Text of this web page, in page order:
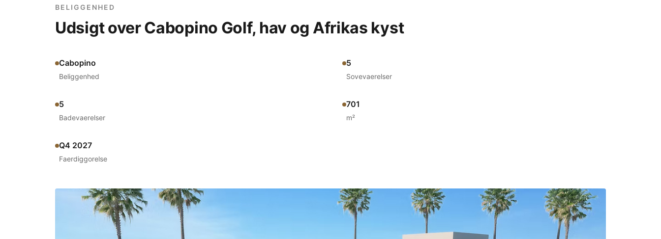
BELIGGENHED
Udsigt over Cabopino Golf, hav og Afrikas kyst
Cabopino
Beliggenhed
5
Sovevaerelser
5
Badevaerelser
701
m²
Q4 2027
Faerdiggorelse